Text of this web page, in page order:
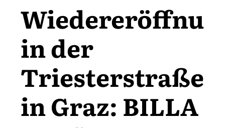
Kontakt
in der
Triesterstraße
in Graz: BILLA